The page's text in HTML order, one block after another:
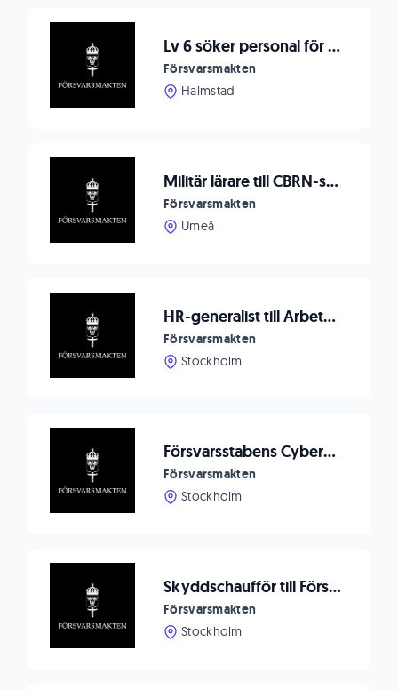
Lv 6 söker personal för skydd och bevakning
Försvarsmakten
Halmstad
Militär lärare till CBRN-skolan
Försvarsmakten
Umeå
HR-generalist till Arbetsgivarstödsdetaljen
Försvarsmakten
Stockholm
Försvarsstabens Cyberenhet söker Handläggare för arbete med Nato integration inklusive Nato standardisering
Försvarsmakten
Stockholm
Skyddschaufför till Försvarsmaktens Högkvarter
Försvarsmakten
Stockholm